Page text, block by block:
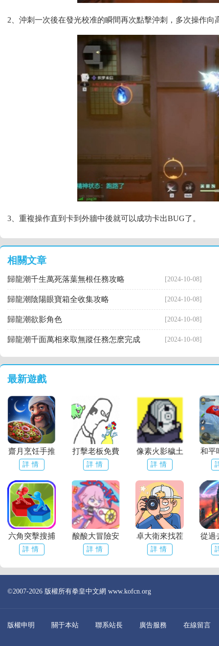
2、沖刺一次後在發光校准的瞬間再次點擊沖刺，多次操作向
3、重複操作直到卡到外牆中後就可以成功卡出BUG了。
相關文章
歸龍潮千生萬死落葉無根任務攻略 [2024-10-08]
歸龍潮陰陽眼寶箱全收集攻略 [2024-10-08]
歸龍潮欲影角色 [2024-10-08]
歸龍潮千面萬相來取無蹤任務怎麽完成 [2024-10-08]
最新遊戲
齋月烹饪手推
詳情
打擊老板免費
詳情
像素火影穢土
詳情
和平
六角突擊搜捕
詳情
酸酸大冒險安
詳情
卓大衛來找茬
詳情
從過
©2007-2026 版權所有拳皇中文網 www.kofcn.org
版權申明 關于本站 聯系站長 廣告服務 在線留言